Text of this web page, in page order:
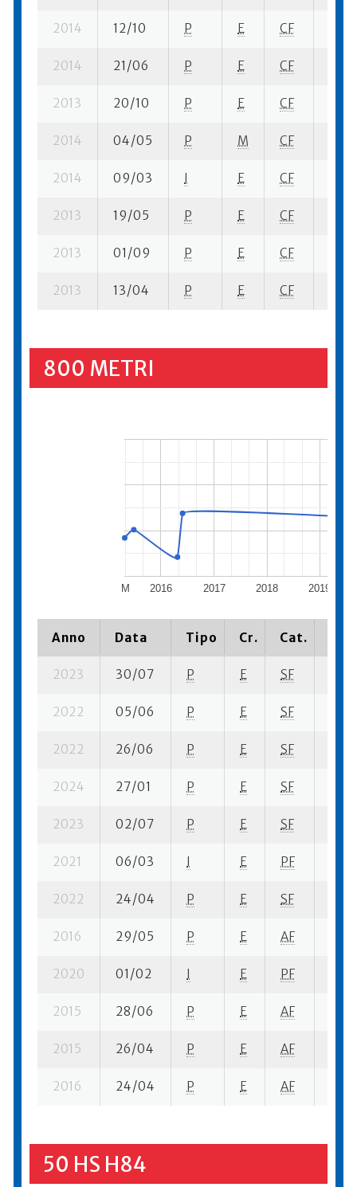
2014 12/10 P E CF
2014 21/06 P E CF
2013 20/10 P E CF
2014 04/05 P M CF
2014 09/03 I E CF
2013 19/05 P E CF
2013 01/09 P E CF
2013 13/04 P E CF
800 METRI
2016 2017 2018 2019
M
Anno Data Tipo Cr. Cat.
2023 30/07 P E SF
2022 05/06 P E SF
2022 26/06 P E SF
2024 27/01 P E SF
2023 02/07 P E SF
2021 06/03 I E PF
2022 24/04 P E SF
2016 29/05 P E AF
2020 01/02 I E PF
2015 28/06 P E AF
2015 26/04 P E AF
2016 24/04 P E AF
50 HS H84